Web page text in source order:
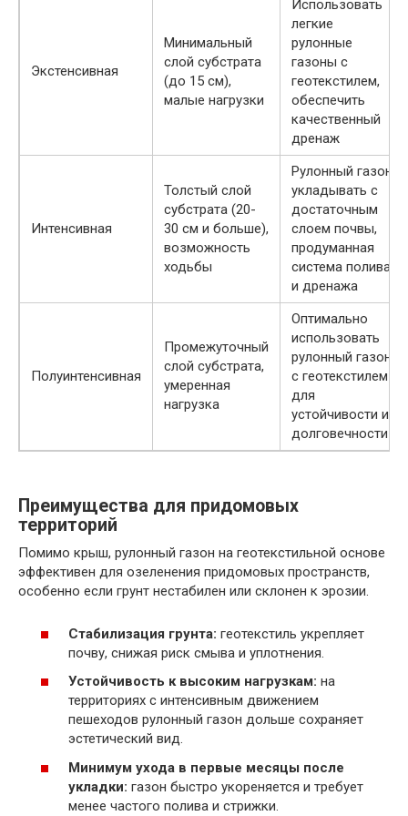
Экстенсивная
Минимальный
слой субстрата
(до 15 см),
малые нагрузки
Использовать
легкие
рулонные
газоны с
геотекстилем,
обеспечить
качественный
дренаж
Интенсивная
Толстый слой
субстрата (20-
30 см и больше),
возможность
ходьбы
Рулонный газон
укладывать с
достаточным
слоем почвы,
продуманная
система полива
и дренажа
Полуинтенсивная
Промежуточный
слой субстрата,
умеренная
нагрузка
Оптимально
использовать
рулонный газон
с геотекстилем
для
устойчивости и
долговечности
Преимущества для придомовых
территорий
Помимо крыш, рулонный газон на геотекстильной основе
эффективен для озеленения придомовых пространств,
особенно если грунт нестабилен или склонен к эрозии.
Стабилизация грунта: геотекстиль укрепляет
почву, снижая риск смыва и уплотнения.
Устойчивость к высоким нагрузкам: на
территориях с интенсивным движением
пешеходов рулонный газон дольше сохраняет
эстетический вид.
Минимум ухода в первые месяцы после
укладки: газон быстро укореняется и требует
менее частого полива и стрижки.